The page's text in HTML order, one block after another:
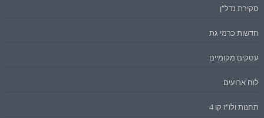
סקירת נדל"ן
חדשות כרמי גת
עסקים מקומיים
לוח ארועים
תחנות ולו"ז קו 4